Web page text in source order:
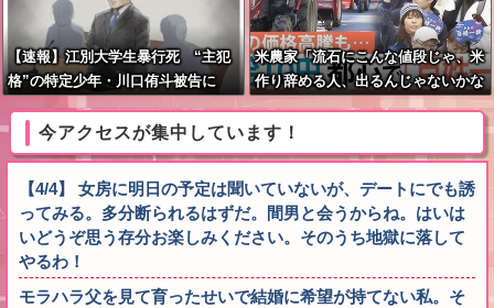
【速報】江別大学生暴行死 “主犯
格”の特定少年・川口侑斗被告に
「無期懲役」の判決 当時17歳少年
に「懲役30年」の判決
米農家「流石にこんな値段じゃ、米
作り辞める人、出るんじゃないかな
あ？？」
今アクセスが集中しています！
【4/4】 女房に明日の予定は聞いていないが、デートにでも誘
ってみる。多分断られるはずだ。間男と会うからね。はいは
いどうぞ思う存分お楽しみください。そのうち地獄に落して
やるわ！
モラハラ父を見て育ったせいで結婚に希望が持てない私。そ